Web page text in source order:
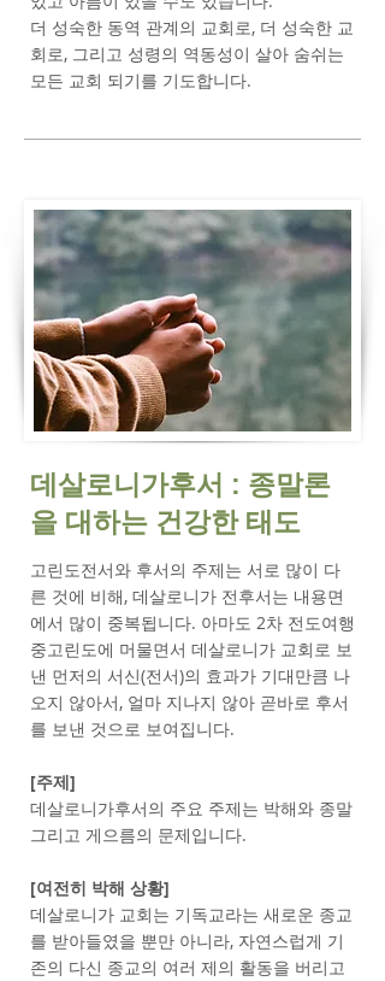
더 성숙한 동역 관계의 교회로, 더 성숙한 교
회로, 그리고 성령의 역동성이 살아 숨쉬는
모든 교회 되기를 기도합니다.
​데살로니가후서 : 종말론
을 대하는 건강한 태도
고린도전서와 후서의 주제는 서로 많이 다
른 것에 비해, 데살로니가 전후서는 내용면
에서 많이 중복됩니다. 아마도 2차 전도여행
중고린도에 머물면서 데살로니가 교회로 보
낸 먼저의 서신(전서)의 효과가 기대만큼 나
오지 않아서, 얼마 지나지 않아 곧바로 후서
를 보낸 것으로 보여집니다.
[주제]
데살로니가후서의 주요 주제는 박해와 종말
그리고 게으름의 문제입니다.
[여전히 박해 상황]
데살로니가 교회는 기독교라는 새로운 종교
를 받아들였을 뿐만 아니라, 자연스럽게 기
존의 다신 종교의 여러 제의 활동을 버리고